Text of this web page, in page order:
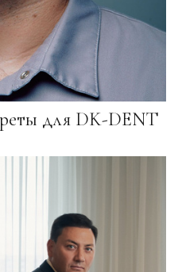
для DK-DENT